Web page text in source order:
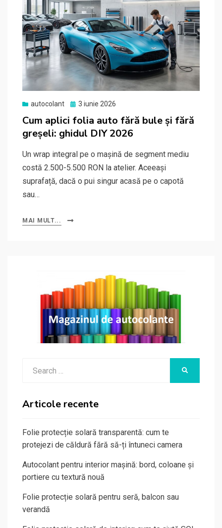
autocolant
Posted
3 iunie 2026
Cum aplici folia auto fără bule și fără
greșeli: ghidul DIY 2026
Un wrap integral pe o mașină de segment mediu
costă 2.500-5.500 RON la atelier. Aceeași
suprafață, dacă o pui singur acasă pe o capotă
sau…
MAI MULT...
Articole recente
Folie protecție solară transparentă: cum te
protejezi de căldură fără să-ți întuneci camera
Autocolant pentru interior mașină: bord, coloane și
portiere cu textură nouă
Folie protecție solară pentru seră, balcon sau
verandă